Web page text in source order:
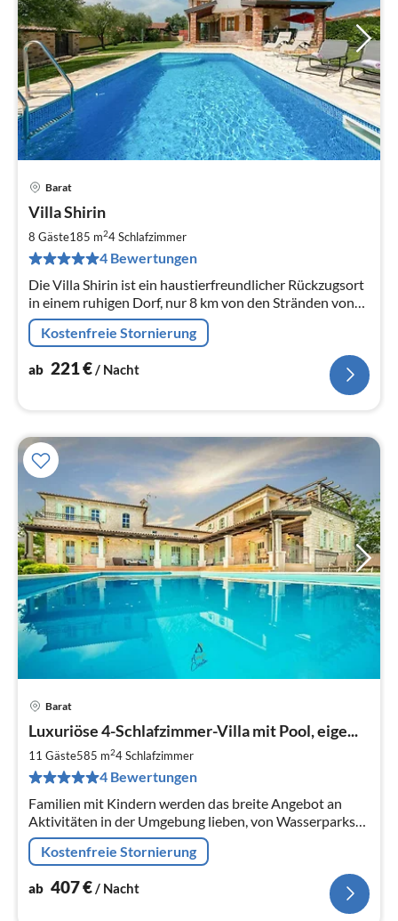
Barat
Villa Shirin
8 Gäste185 m24Schlafzimmer
4 Bewertungen
Die Villa Shirin ist ein haustierfreundlicher Rückzugsort
in einem ruhigen Dorf, nur 8 km von den Stränden von
Poreč entfernt.
Kostenfreie Stornierung
ab 221€/ Nacht
Barat
Luxuriöse 4-Schlafzimmer-Villa mit Pool, eige...
11 Gäste585 m24Schlafzimmer
4 Bewertungen
Familien mit Kindern werden das breite Angebot an
Aktivitäten in der Umgebung lieben, von Wasserparks
und Skiliften bis hin zu Reiten und Spielen im Freien im
grossen Garten.
Kostenfreie Stornierung
ab 407€/ Nacht